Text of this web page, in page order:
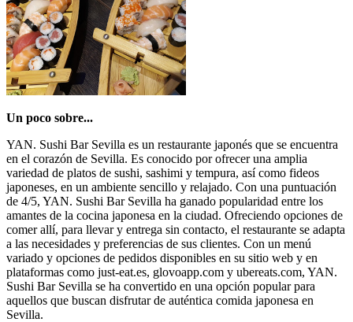
Un poco sobre...
YAN. Sushi Bar Sevilla es un restaurante japonés que se encuentra
en el corazón de Sevilla. Es conocido por ofrecer una amplia
variedad de platos de sushi, sashimi y tempura, así como fideos
japoneses, en un ambiente sencillo y relajado. Con una puntuación
de 4/5, YAN. Sushi Bar Sevilla ha ganado popularidad entre los
amantes de la cocina japonesa en la ciudad. Ofreciendo opciones de
comer allí, para llevar y entrega sin contacto, el restaurante se adapta
a las necesidades y preferencias de sus clientes. Con un menú
variado y opciones de pedidos disponibles en su sitio web y en
plataformas como just-eat.es, glovoapp.com y ubereats.com, YAN.
Sushi Bar Sevilla se ha convertido en una opción popular para
aquellos que buscan disfrutar de auténtica comida japonesa en
Sevilla.